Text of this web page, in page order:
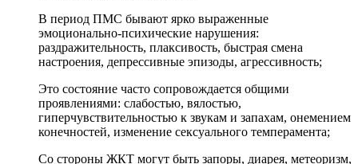
В период ПМС бывают ярко выраженные
эмоционально-психические нарушения:
раздражительность, плаксивость, быстрая смена
настроения, депрессивные эпизоды, агрессивность;
Это состояние часто сопровождается общими
проявлениями: слабостью, вялостью,
гиперчувствительностью к звукам и запахам, онемением
конечностей, изменение сексуального темперамента;
Со стороны ЖКТ могут быть запоры, диарея, метеоризм,